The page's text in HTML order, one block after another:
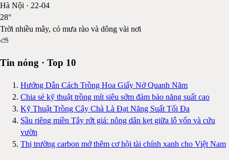
Hà Nội · 22-04
28°
Trời nhiều mây, có mưa rào và dông vài nơi
⛅
Tin nóng · Top 10
Hướng Dẫn Cách Trồng Hoa Giấy Nở Quanh Năm
Chia sẻ kỹ thuật trồng mít siêu sớm đảm bảo năng suất cao
Kỹ Thuật Trồng Cây Chà Là Đạt Năng Suất Tối Đa
Sầu riêng miền Tây rớt giá: nông dân kẹt giữa lỗ vốn và cứu
vườn
Thị trường carbon mở thêm cơ hội tài chính xanh cho Việt Nam